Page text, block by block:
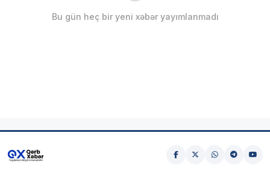
Bu gün heç bir yeni xəbər yayımlanmadı